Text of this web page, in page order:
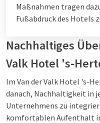
Maßnahmen tragen
Fußabdruck des Hotels
Nachhaltiges
Valk Hotel 's-
Im Van der Valk Hotel 's-
danach, Nachhaltigkeit in
Unternehmens zu
komfortablen Aufenthalt